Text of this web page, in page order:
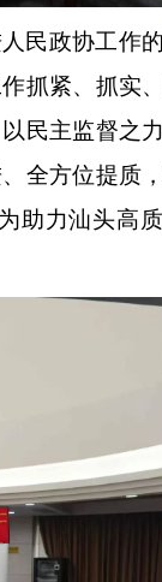
民政协工作
抓紧、抓实
民主监督之
全方位提质
助力汕头高